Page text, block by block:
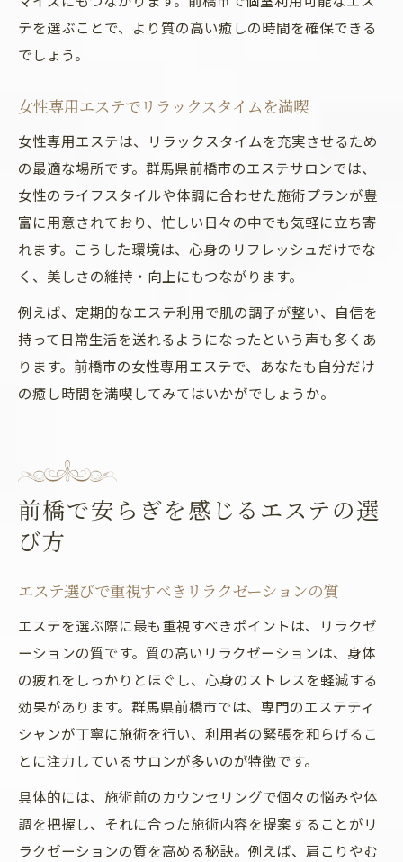
テを選ぶことで、より質の高い癒しの時間を確保できる
でしょう。
女性専用エステでリラックスタイムを満喫
女性専用エステは、リラックスタイムを充実させるため
の最適な場所です。群馬県前橋市のエステサロンでは、
女性のライフスタイルや体調に合わせた施術プランが豊
富に用意されており、忙しい日々の中でも気軽に立ち寄
れます。こうした環境は、心身のリフレッシュだけでな
く、美しさの維持・向上にもつながります。
例えば、定期的なエステ利用で肌の調子が整い、自信を
持って日常生活を送れるようになったという声も多くあ
ります。前橋市の女性専用エステで、あなたも自分だけ
の癒し時間を満喫してみてはいかがでしょうか。
前橋で安らぎを感じるエステの選
び方
エステ選びで重視すべきリラクゼーションの質
エステを選ぶ際に最も重視すべきポイントは、リラクゼ
ーションの質です。質の高いリラクゼーションは、身体
の疲れをしっかりとほぐし、心身のストレスを軽減する
効果があります。群馬県前橋市では、専門のエステティ
シャンが丁寧に施術を行い、利用者の緊張を和らげるこ
とに注力しているサロンが多いのが特徴です。
具体的には、施術前のカウンセリングで個々の悩みや体
調を把握し、それに合った施術内容を提案することがリ
ラクゼーションの質を高める秘訣。例えば、肩こりやむ